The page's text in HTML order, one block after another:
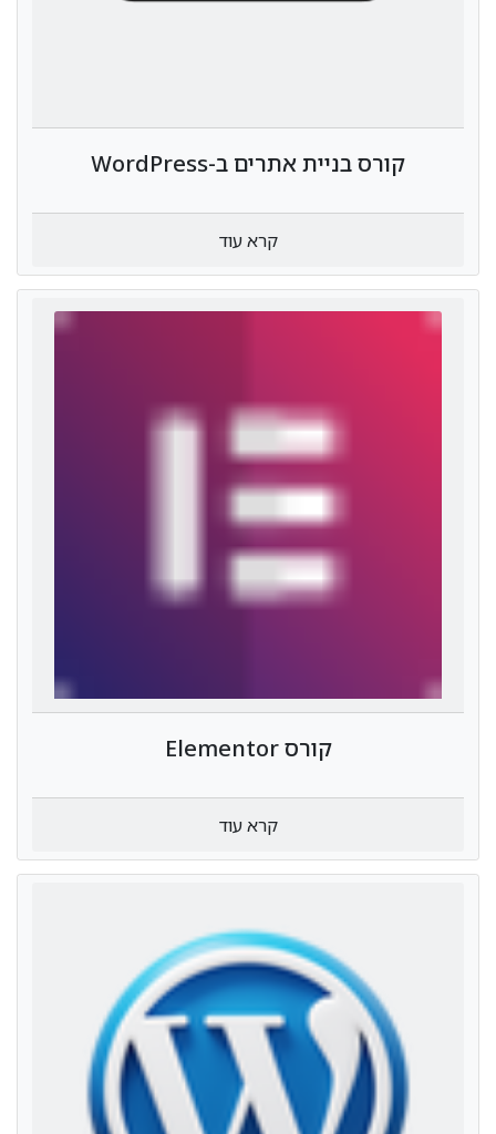
קורס בניית אתרים ב-WordPress
קרא עוד
קורס Elementor
קרא עוד